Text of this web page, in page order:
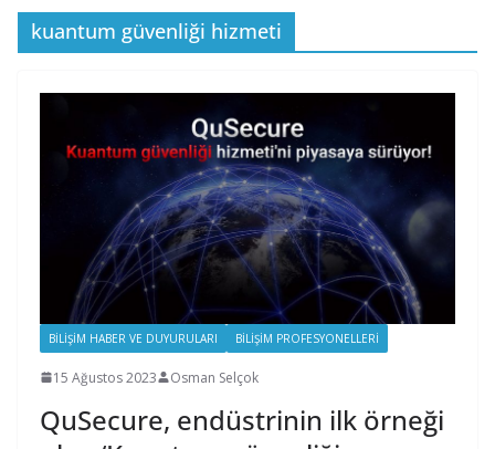
kuantum güvenliği hizmeti
BILIŞIM HABER VE DUYURULARI BILIŞIM PROFESYONELLERI
15 Ağustos 2023 Osman Selçok
QuSecure, endüstrinin ilk örneği